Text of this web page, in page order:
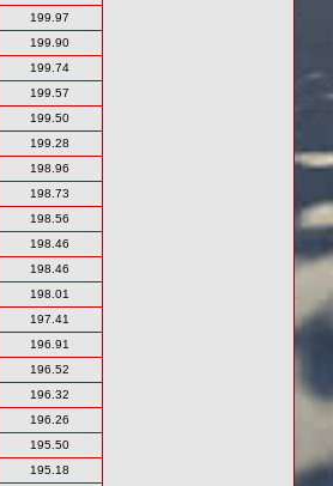
199.97
199.90
199.74
199.57
199.50
199.28
198.96
198.73
198.56
198.46
198.46
198.01
197.41
196.91
196.52
196.32
196.26
195.50
195.18